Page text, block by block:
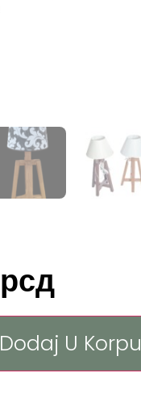
рсд
Dodaj U Korpu